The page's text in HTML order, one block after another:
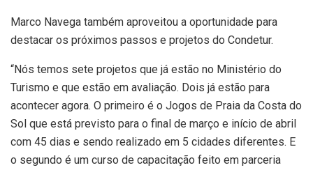
Marco Navega também aproveitou a oportunidade para
destacar os próximos passos e projetos do Condetur.
“Nós temos sete projetos que já estão no Ministério do
Turismo e que estão em avaliação. Dois já estão para
acontecer agora. O primeiro é o Jogos de Praia da Costa do
Sol que está previsto para o final de março e início de abril
com 45 dias e sendo realizado em 5 cidades diferentes. E
o segundo é um curso de capacitação feito em parceria